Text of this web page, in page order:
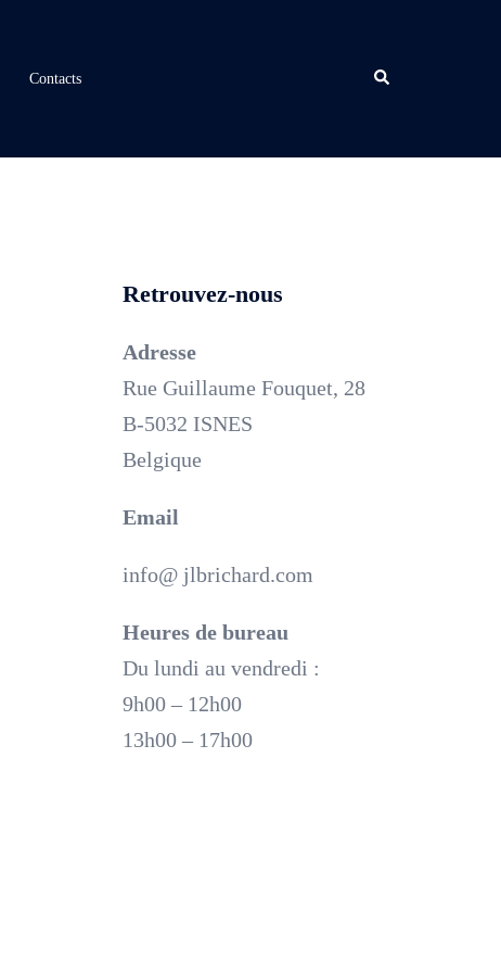
Contacts Rechercher
Retrouvez-nous
Adresse
Rue Guillaume Fouquet, 28
B-5032 ISNES
Belgique
Email
info@ jlbrichard.com
Heures de bureau
Du lundi au vendredi :
9h00 – 12h00
13h00 – 17h00